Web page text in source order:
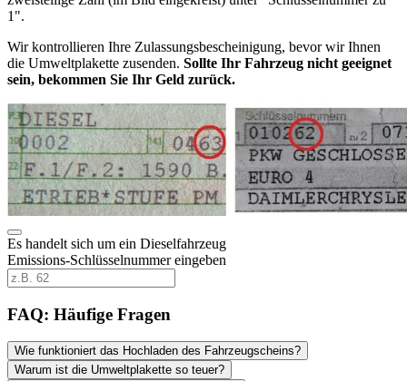
1".
Wir kontrollieren Ihre Zulassungsbescheinigung, bevor wir Ihnen
die Umweltplakette zusenden. Sollte Ihr Fahrzeug nicht geeignet
sein, bekommen Sie Ihr Geld zurück.
Es handelt sich um ein Dieselfahrzeug
Emissions-Schlüsselnummer eingeben
FAQ: Häufige Fragen
Wie funktioniert das Hochladen des Fahrzeugscheins?
Warum ist die Umweltplakette so teuer?